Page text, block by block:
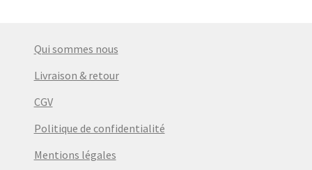
Qui sommes nous
Livraison & retour
CGV
Politique de confidentialité
Mentions légales